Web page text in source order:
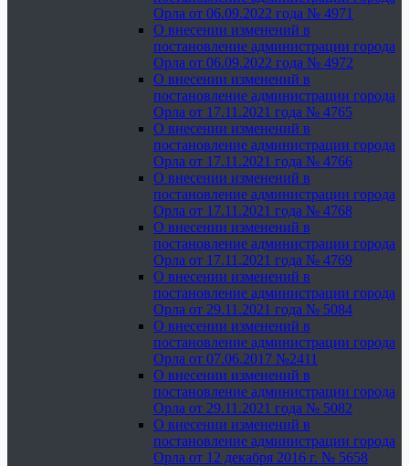
Орла от 06.09.2022 года № 4971
О внесении изменений в
постановление администрации города
Орла от 06.09.2022 года № 4972
О внесении изменений в
постановление администрации города
Орла от 17.11.2021 года № 4765
О внесении изменений в
постановление администрации города
Орла от 17.11.2021 года № 4766
О внесении изменений в
постановление администрации города
Орла от 17.11.2021 года № 4768
О внесении изменений в
постановление администрации города
Орла от 17.11.2021 года № 4769
О внесении изменений в
постановление администрации города
Орла от 29.11.2021 года № 5084
О внесении изменений в
постановление администрации города
Орла от 07.06.2017 №2411
О внесении изменений в
постановление администрации города
Орла от 29.11.2021 года № 5082
О внесении изменений в
постановление администрации города
Орла от 12 декабря 2016 г. № 5658